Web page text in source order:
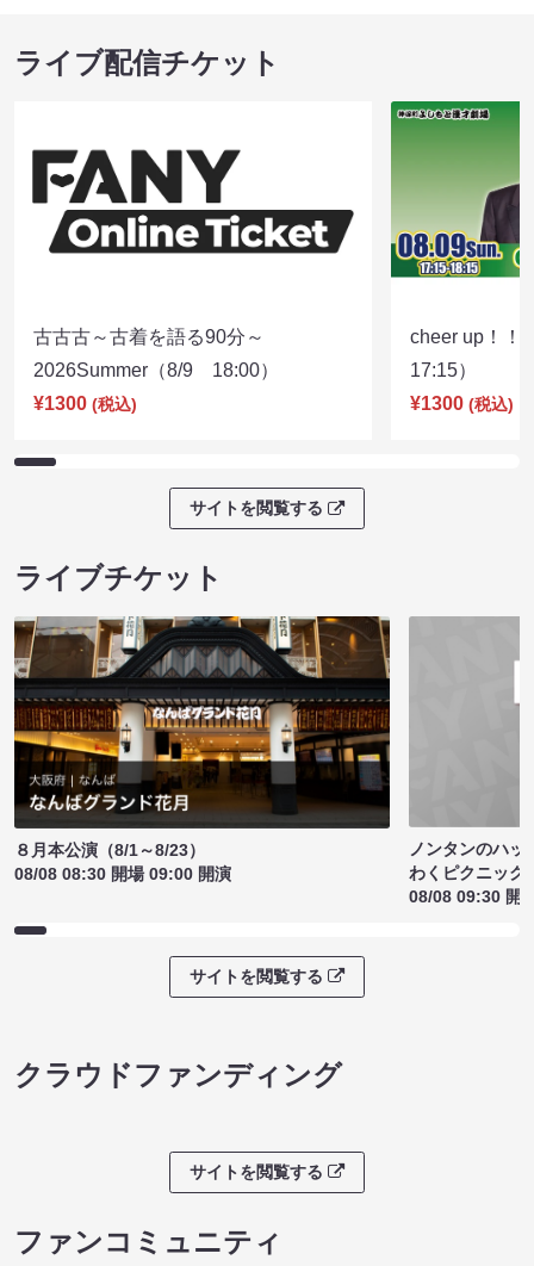
ライブ配信チケット
古古古～古着を語る90分～
2026Summer（8/9 18:00）
¥1300 (税込)
cheer up！
17:15）
¥1300 (税込)
サイトを閲覧する
ライブチケット
８月本公演（8/1～8/23）
08/08 08:30 開場 09:00 開演
ノンタンのハッ
わくピクニック
08/08 09:30 開
サイトを閲覧する
クラウドファンディング
サイトを閲覧する
ファンコミュニティ